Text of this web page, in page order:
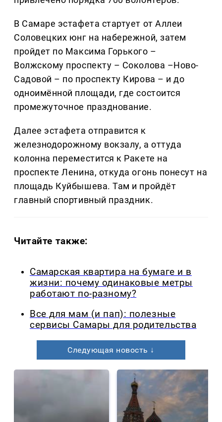
В Самаре эстафета стартует от Аллеи
Соловецких юнг на набережной, затем
пройдет по Максима Горького –
Волжскому проспекту – Соколова –Ново-
Садовой – по проспекту Кирова – и до
одноимённой площади, где состоится
промежуточное празднование.
Далее эстафета отправится к
железнодорожному вокзалу, а оттуда
колонна переместится к Ракете на
проспекте Ленина, откуда огонь понесут на
площадь Куйбышева. Там и пройдёт
главный спортивный праздник.
Читайте также:
Самарская квартира на бумаге и в
жизни: почему одинаковые метры
работают по-разному?
Все для мам (и пап): полезные
сервисы Самары для родительства
Следующая новость ↓